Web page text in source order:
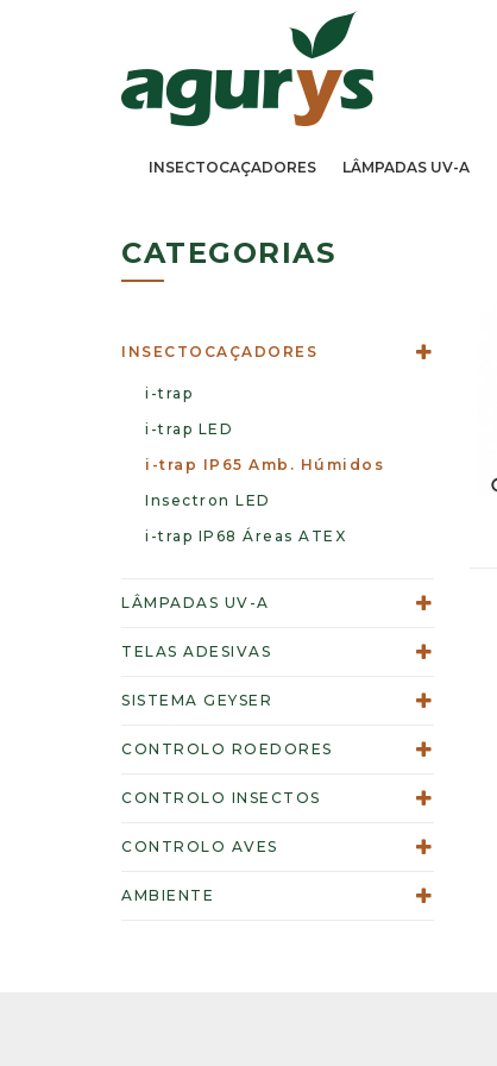
INSECTOCAÇADORES LÂMPADAS UV-A
CATEGORIAS
INSECTOCAÇADORES
i-trap
i-trap LED
i-trap IP65 Amb. Húmidos
Insectron LED
i-trap IP68 Áreas ATEX
LÂMPADAS UV-A
TELAS ADESIVAS
SISTEMA GEYSER
CONTROLO ROEDORES
CONTROLO INSECTOS
CONTROLO AVES
AMBIENTE